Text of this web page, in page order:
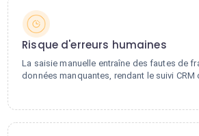
Risque d'erreurs humaines
La saisie manuelle entraîne des fautes de
données manquantes, rendant le suivi